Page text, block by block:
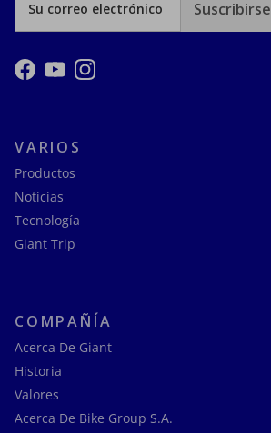
Suscribirse
FacebookYouTubeInstagram
VARIOS
Productos
Noticias
Tecnología
Giant Trip
COMPAÑÍA
Acerca De Giant
Historia
Valores
Acerca De Bike Group S.A.